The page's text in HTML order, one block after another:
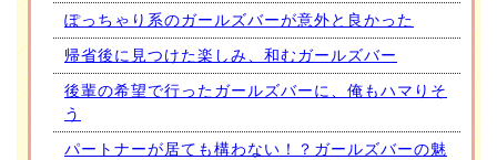
ぽっちゃり系のガールズバーが意外と良かった
帰省後に見つけた楽しみ、和むガールズバー
後輩の希望で行ったガールズバーに、俺もハマりそ
う
パートナーが居ても構わない！？ガールズバーの魅